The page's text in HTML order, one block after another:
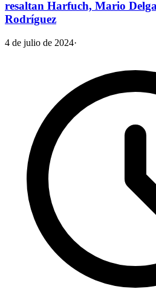
resaltan Harfuch, Mario
Rodríguez
4 de julio de 2024·